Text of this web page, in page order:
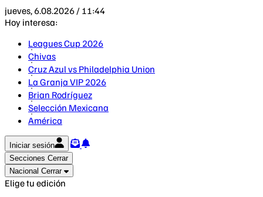
jueves, 6.08.2026 / 11:44
Hoy interesa:
Leagues Cup 2026
Chivas
Cruz Azul vs Philadelphia Union
La Granja VIP 2026
Brian Rodríguez
Selección Mexicana
América
Iniciar sesión
Secciones Cerrar
Nacional Cerrar
Elige tu edición